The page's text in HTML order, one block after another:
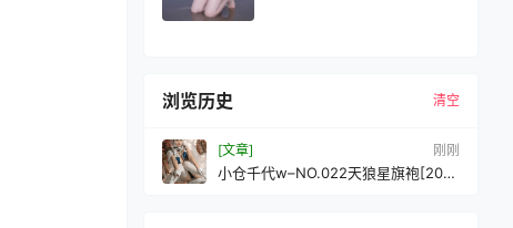
浏览历史 清空
[文章] 刚刚
小仓千代w–NO.022天狼星旗袍[20P-